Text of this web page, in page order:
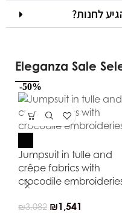
לחנות?
Eleganza Sale
-50%
Jumpsuit in tulle and
crêpe fabrics with
crocodile
₪3,082 ₪1,541